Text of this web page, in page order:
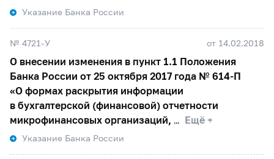
Указание Банка России
№ 4721-У от 14.02.2018
О внесении изменения в пункт 1.1 Положения
Банка России от 25 октября 2017 года № 614-П
«О формах раскрытия информации
в бухгалтерской (финансовой) отчетности
микрофинансовых организаций,
Ещё +
Указание Банка России